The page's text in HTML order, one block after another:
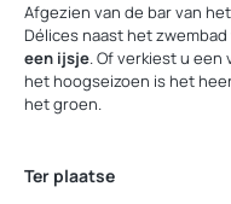
Afgezien van de bar van
Délices naast het
een ijsje. Of verkiest u een
het hoogseizoen is het
het groen.
Ter plaatse